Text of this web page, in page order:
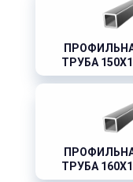
ТРУБА
ТРУБА